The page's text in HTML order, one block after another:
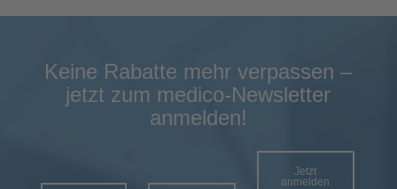
Keine Rabatte mehr verpassen –
jetzt zum medico-Newsletter
anmelden!
Jetzt
anmelden